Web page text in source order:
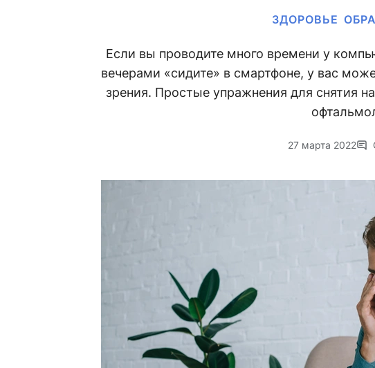
ЗДОРОВЬЕ
Если вы проводите много времени у
вечерами «сидите» в смартфоне, у вас
зрения. Простые упражнения для снятия
27 марта 2022